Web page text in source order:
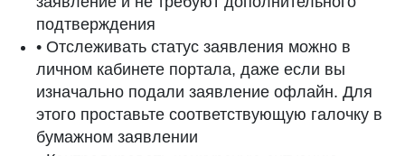
подтверждения
• Отслеживать статус заявления можно в
личном кабинете портала, даже если вы
изначально подали заявление офлайн. Для
этого проставьте соответствующую галочку в
бумажном заявлении